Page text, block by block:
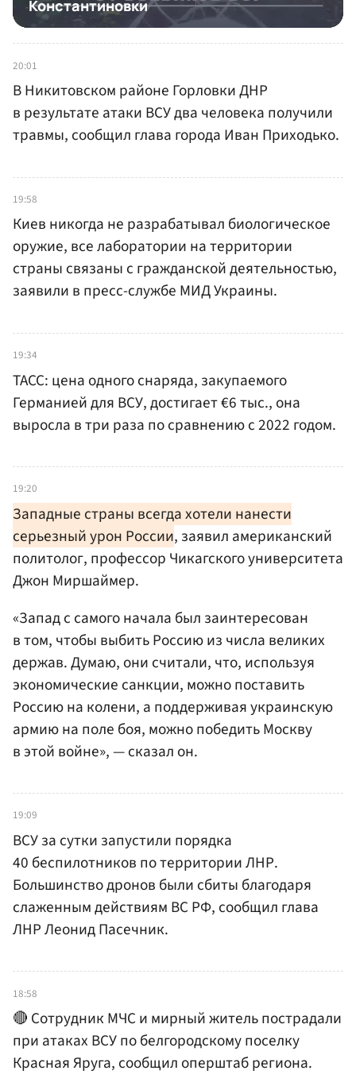
20:01
В Никитовском районе Горловки ДНР
в результате атаки ВСУ два человека получили
травмы, сообщил глава города Иван Приходько.
19:58
Киев никогда не разрабатывал биологическое
оружие, все лаборатории на территории
страны связаны с гражданской деятельностью,
заявили в пресс-службе МИД Украины.
19:34
ТАСС: цена одного снаряда, закупаемого
Германией для ВСУ, достигает €6 тыс., она
выросла в три раза по сравнению с 2022 годом.
19:20
Западные страны всегда хотели нанести
серьезный урон России, заявил американский
политолог, профессор Чикагского университета
Джон Миршаймер.
«Запад с самого начала был заинтересован
в том, чтобы выбить Россию из числа великих
держав. Думаю, они считали, что, используя
экономические санкции, можно поставить
Россию на колени, а поддерживая украинскую
армию на поле боя, можно победить Москву
в этой войне», — сказал он.
19:09
ВСУ за сутки запустили порядка
40 беспилотников по территории ЛНР.
Большинство дронов были сбиты благодаря
слаженным действиям ВС РФ, сообщил глава
ЛНР Леонид Пасечник.
18:58
🔴 Сотрудник МЧС и мирный житель пострадали
при атаках ВСУ по белгородскому поселку
Красная Яруга, сообщил оперштаб региона.